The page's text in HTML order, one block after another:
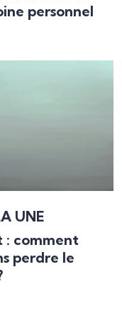
personnel
UNE
: comment
perdre le